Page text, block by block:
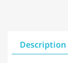
Description